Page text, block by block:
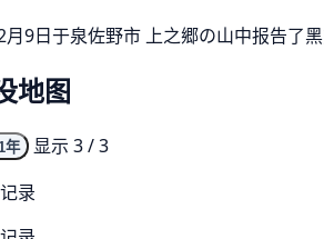
9日于泉佐野市 上之郷の山中报告了
地图
年
显示 3 / 3
录